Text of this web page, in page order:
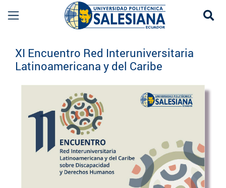
XI Encuentro Red Interuniversitaria
Latinoamericana y del Caribe